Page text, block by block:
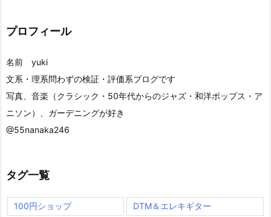
プロフィール
名前 yuki
文系・理系問わずの検証・評価系ブログです
写真、音楽（クラシック・50年代からのジャズ・和洋ポップス・ア
ニソン）、ガーデニングが好き
@55nanaka246
タグ一覧
100円ショップ DTM＆エレキギター